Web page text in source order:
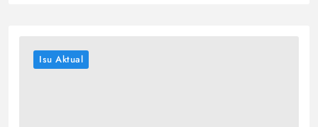
Isu Aktual